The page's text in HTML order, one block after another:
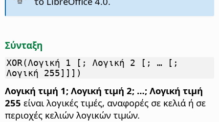
Σύνταξη
XOR(Λογική 1 [; Λογική 2 [; … [;
Λογική 255]]])
Λογική τιμή 1; Λογική τιμή 2; …; Λογική τιμή
255 είναι λογικές τιμές, αναφορές σε κελιά ή σε
περιοχές κελιών λογικών τιμών.